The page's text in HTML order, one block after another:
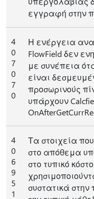
εγγραφή στην
4
0
7
0
7
0
Η ενέργεια
FlowField δεν
με συνέπεια
είναι
προσωρινούς
υπάρχουν
4
0
6
9
5
1
Τα στοιχεία
στο απόθεμα
στο τυπικό
συστατικά